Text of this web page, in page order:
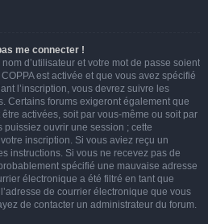
me connecter !
d’utilisateur et votre mot de passe soient
est activée et que vous avez spécifié
l’inscription, vous devrez suivre les
Certains forums exigeront également que
activées, soit par vous-même ou soit par
puissiez ouvrir une session ; cette
inscription. Si vous aviez reçu un
instructions. Si vous ne recevez pas de
spécifié une mauvaise adresse
électronique a été filtré en tant que
de courrier électronique que vous
de contacter un administrateur du forum.